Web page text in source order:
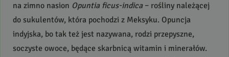
na zimno nasion Opuntia ficus-indica– rośliny należącej
do sukulentów, która pochodzi z Meksyku. Opuncja
indyjska, bo tak też jest nazywana, rodzi przepyszne,
soczyste owoce, będące skarbnicą witamin i minerałów.